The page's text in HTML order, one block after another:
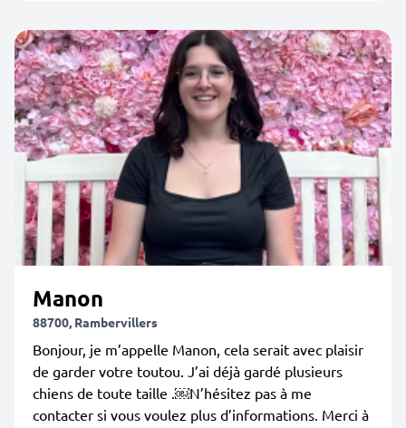
Manon
88700, Rambervillers
Bonjour, je m’appelle Manon, cela serait avec plaisir
de garder votre toutou. J’ai déjà gardé plusieurs
chiens de toute taille .￼N’hésitez pas à me
contacter si vous voulez plus d’informations. Merci à